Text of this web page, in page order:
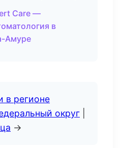
Care —
в
Амуре
в регионе
округ
→